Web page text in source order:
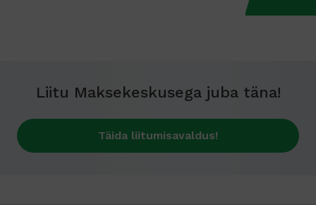
Liitu Maksekeskusega juba täna!
Täida liitumisavaldus!